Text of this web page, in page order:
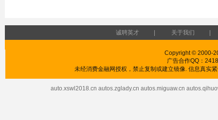
诚聘英才 关于我们
Copyright © 2000-
广告合作QQ：
未经消费金融网授权，禁止复制或建立镜像. 信息真实
auto.xswl2018.cn autos.zglady.cn autos.miguaw.cn